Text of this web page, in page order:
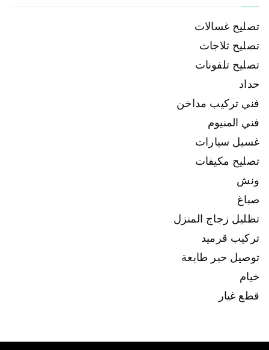
تصليح غسالات
تصليح ثلاجات
تصليح تلفونات
حداد
فني تركيب مداخن
فني المنيوم
غسيل سيارات
تصليح مكيفات
ونش
صباغ
تظليل زجاج المنزل
تركيب قرميد
توصيل حبر طابعة
خيام
قطع غيار